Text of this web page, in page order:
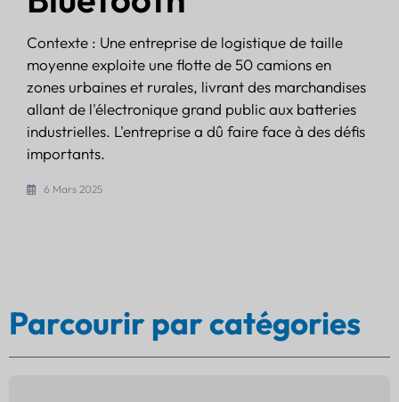
Contexte : Une entreprise de logistique de taille
moyenne exploite une flotte de 50 camions en
zones urbaines et rurales, livrant des marchandises
allant de l'électronique grand public aux batteries
industrielles. L'entreprise a dû faire face à des défis
importants.
6 Mars 2025
Parcourir par catégories